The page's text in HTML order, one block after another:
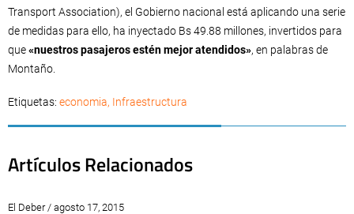
Transport Association), el Gobierno nacional está aplicando una serie
de medidas para ello, ha inyectado Bs 49.88 millones, invertidos para
que«nuestros pasajeros estén mejor atendidos», en palabras de
Montaño.
Etiquetas: economia, Infraestructura
Artículos Relacionados
El Deber / agosto 17, 2015